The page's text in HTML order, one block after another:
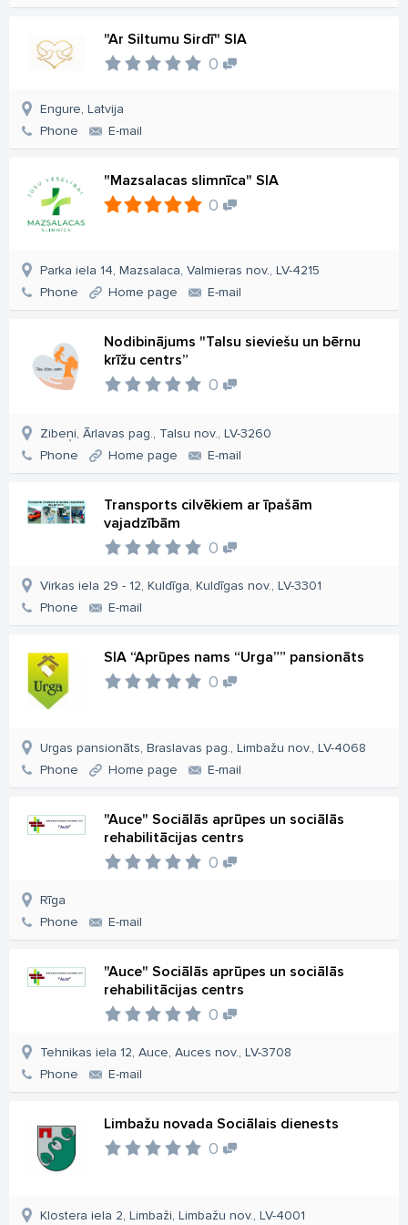
"Ar Siltumu Sirdī" SIA
0
Engure, Latvija
Phone
E-mail
"Mazsalacas slimnīca" SIA
0
Parka iela 14, Mazsalaca, Valmieras nov., LV-4215
Phone
Home page E-mail
Nodibinājums "Talsu sieviešu un bērnu
krīžu centrs”
0
Zibeņi, Ārlavas pag., Talsu nov., LV-3260
Phone
Home page E-mail
Transports cilvēkiem ar īpašām
vajadzībām
0
Virkas iela 29 - 12, Kuldīga, Kuldīgas nov., LV-3301
Phone
E-mail
SIA “Aprūpes nams “Urga”” pansionāts
0
Urgas pansionāts, Braslavas pag., Limbažu nov., LV-4068
Phone
Home page E-mail
"Auce" Sociālās aprūpes un sociālās
rehabilitācijas centrs
0
Rīga
Phone
E-mail
"Auce" Sociālās aprūpes un sociālās
rehabilitācijas centrs
0
Tehnikas iela 12, Auce, Auces nov., LV-3708
Phone
E-mail
Limbažu novada Sociālais dienests
0
Klostera iela 2, Limbaži, Limbažu nov., LV-4001